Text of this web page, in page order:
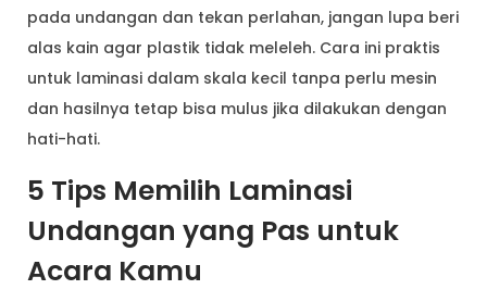
pada undangan dan tekan perlahan, jangan lupa beri
alas kain agar plastik tidak meleleh. Cara ini praktis
untuk laminasi dalam skala kecil tanpa perlu mesin
dan hasilnya tetap bisa mulus jika dilakukan dengan
hati-hati.
5 Tips Memilih Laminasi
Undangan yang Pas untuk
Acara Kamu